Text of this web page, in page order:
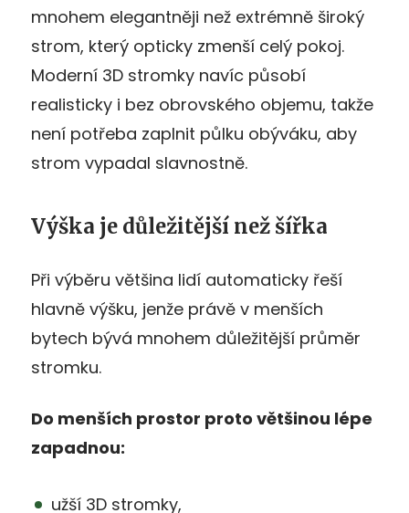
mnohem elegantněji než extrémně široký
strom, který opticky zmenší celý pokoj.
Moderní 3D stromky navíc působí
realisticky i bez obrovského objemu, takže
není potřeba zaplnit půlku obýváku, aby
strom vypadal slavnostně.
Výška je důležitější než šířka
Při výběru většina lidí automaticky řeší
hlavně výšku, jenže právě v menších
bytech bývá mnohem důležitější průměr
stromku.
Do menších prostor proto většinou lépe
zapadnou:
užší 3D stromky,